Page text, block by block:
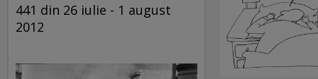
441 din 26 iulie - 1 august
2012